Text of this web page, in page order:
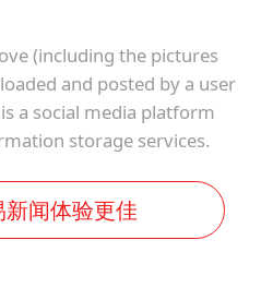
(including the pictures
and posted by a user
a social media platform
storage services.
闻体验更佳